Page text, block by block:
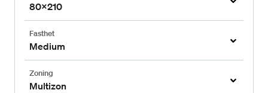
80x210
Fasthet
Medium
Zoning
Multizon